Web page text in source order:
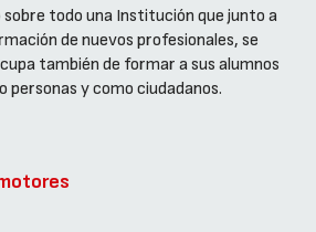
sobre todo una Institución que junto a
de nuevos profesionales, se
también de formar a sus alumnos
personas y como ciudadanos.